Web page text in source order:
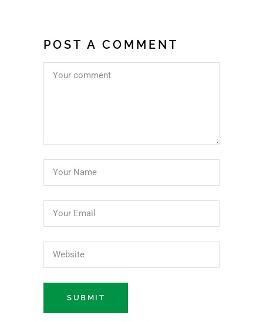
POST A COMMENT